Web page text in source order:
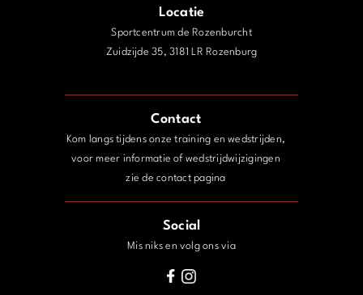
Locatie
Sportcentrum de Rozenburcht
Zuidzijde 35, 3181 LR Rozenburg
Contact
Kom langs tijdens onze training en wedstrijden,
voor meer informatie of wedstrijdwijzigingen
zie de contact pagina
Social
Mis niks en volg ons via